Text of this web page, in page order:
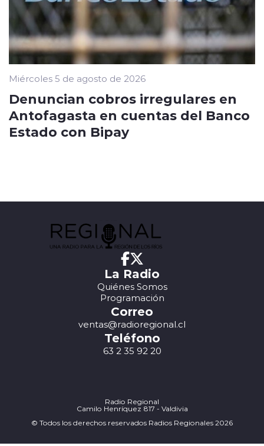
Miércoles 5 de agosto de 2026
Denuncian cobros irregulares en
Antofagasta en cuentas del Banco
Estado con Bipay
La Radio
Quiénes Somos
Programación
Correo
ventas@radioregional.cl
Teléfono
63 2 35 92 20
Radio Regional
Camilo Henríquez 817 - Valdivia
© Todos los derechos reservados Radios Regionales 2026